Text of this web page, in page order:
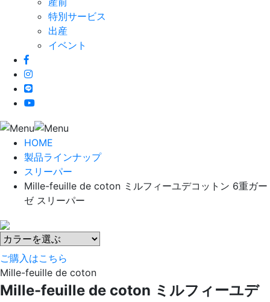
特別サービス
出産
イベント
HOME
製品ラインナップ
スリーパー
Mille-feuille de coton ミルフィーユデコットン 6重ガー
ゼ スリーパー
ご購入はこちら
Mille-feuille de coton
Mille-feuille de coton ミルフィーユデ